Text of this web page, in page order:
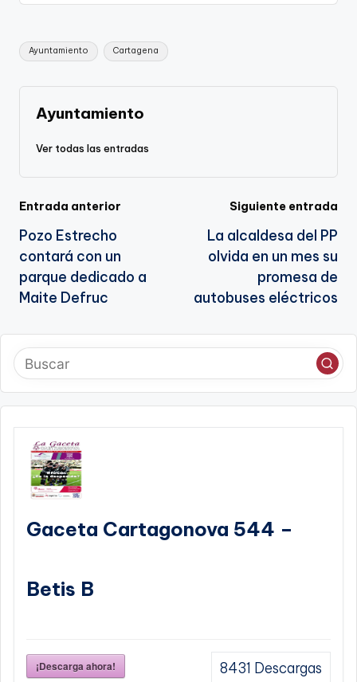
y
Li
n
k
e
b
o
o
k
l
gr
a
m
ts
p
gl
a
e
Etiquetas:
Ayuntamiento Cartagena
Ayuntamiento
Ver todas las entradas
Navegación
de
entradas
Entrada anterior
Pozo Estrecho
contará con un
parque dedicado a
Maite Defruc
Siguiente entrada
La alcaldesa del PP
olvida en un mes su
promesa de
autobuses eléctricos
Gaceta Cartagonova 544 –
Betis B
¡Descarga ahora! 8431 Descargas